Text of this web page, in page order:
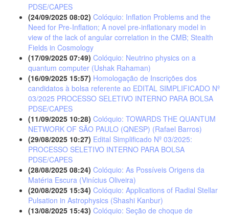
PDSE/CAPES
(24/09/2025 08:02) Colóquio: Inflation Problems and the
Need for Pre-Inflation; A novel pre-inflationary model in
view of the lack of angular correlation in the CMB; Stealth
Fields in Cosmology
(17/09/2025 07:49) Colóquio: Neutrino physics on a
quantum computer (Ushak Rahaman)
(16/09/2025 15:57) Homologação de Inscrições dos
candidatos à bolsa referente ao EDITAL SIMPLIFICADO Nº
03/2025 PROCESSO SELETIVO INTERNO PARA BOLSA
PDSE/CAPES
(11/09/2025 10:28) Colóquio: TOWARDS THE QUANTUM
NETWORK OF SÃO PAULO (QNESP) (Rafael Barros)
(29/08/2025 10:27) Edital Simplificado Nº 03/2025:
PROCESSO SELETIVO INTERNO PARA BOLSA
PDSE/CAPES
(28/08/2025 08:24) Colóquio: As Possíveis Origens da
Matéria Escura (Vinícius Oliveira)
(20/08/2025 15:34) Colóquio: Applications of Radial Stellar
Pulsation in Astrophysics (Shashi Kanbur)
(13/08/2025 15:43) Colóquio: Seção de choque de